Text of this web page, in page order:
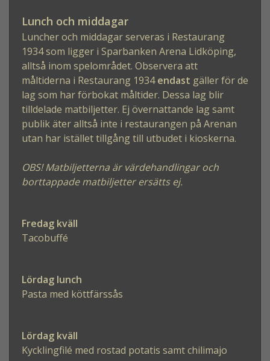
Lunch och middagar
Luncher och middagar serveras i Restaurang
1934 som ligger i Sparbanken Arena Lidköping,
alltså inom spelområdet. Observera att
måltiderna i Restaurang 1934endast gäller för de
lag som har förbokat måltider. Dessa lag blir
tilldelade matbiljetter. Ej övernattande lag samt
publik äter alltså inte i restaurangen på Arenan
utan har istället tillgång till utbudet i kioskerna.
OBS! Matbiljetterna är värdehandlingar och
borttappade matbiljetter ersätts ej.
Fredag kväll
Tacobuffé
Lördag lunch
Pasta med köttfärssås
Lördag kväll
Kycklingfilé med rostad potatis samt chilimajo